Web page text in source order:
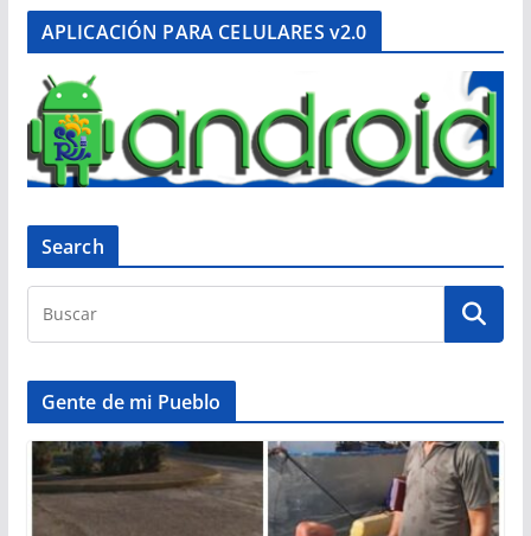
APLICACIÓN PARA CELULARES v2.0
Search
Gente de mi Pueblo